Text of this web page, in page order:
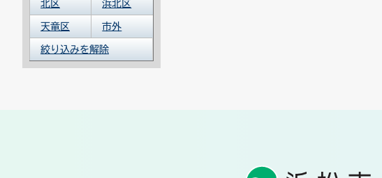
北区 浜北区
天竜区 市外
絞り込みを解除